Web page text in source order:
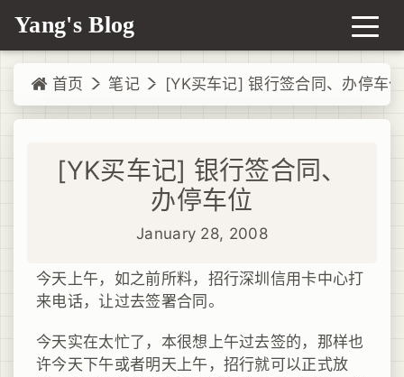
Yang's Blog
首页 笔记 [YK买车记] 银行签合同、办停车位
[YK买车记] 银行签合同、
办停车位
January 28, 2008
今天上午，如之前所料，招行深圳信用卡中心打
来电话，让过去签署合同。
今天实在太忙了，本很想上午过去签的，那样也
许今天下午或者明天上午，招行就可以正式放